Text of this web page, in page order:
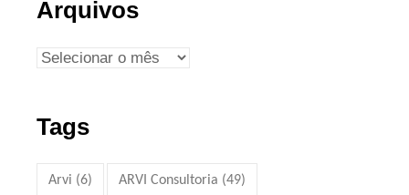
Arquivos
Tags
Arvi (6) ARVI Consultoria (49)